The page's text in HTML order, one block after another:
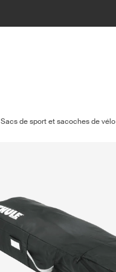
Sacs de sport et sacoches de vélo